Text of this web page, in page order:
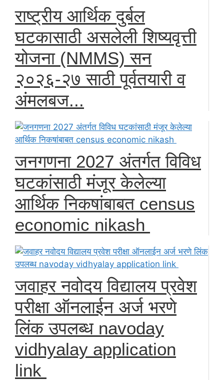
राष्ट्रीय आर्थिक दुर्बल
घटकासाठी असलेली शिष्यवृत्ती
योजना (NMMS) सन
२०२६-२७ साठी पूर्वतयारी व
अंमलबज...
जनगणना 2027 अंतर्गत विविध
घटकांसाठी मंजूर केलेल्या
आर्थिक निकषांबाबत census
economic nikash
जवाहर नवोदय विद्यालय प्रवेश
परीक्षा ऑनलाईन अर्ज भरणे
लिंक उपलब्ध navoday
vidhyalay application
link